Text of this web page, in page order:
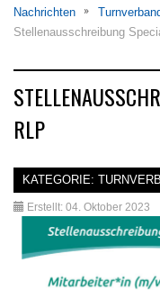
Nachrichten
Stellenausschreibung
RLP
KATEGORIE:
Erstellt: 04. Oktober 2023